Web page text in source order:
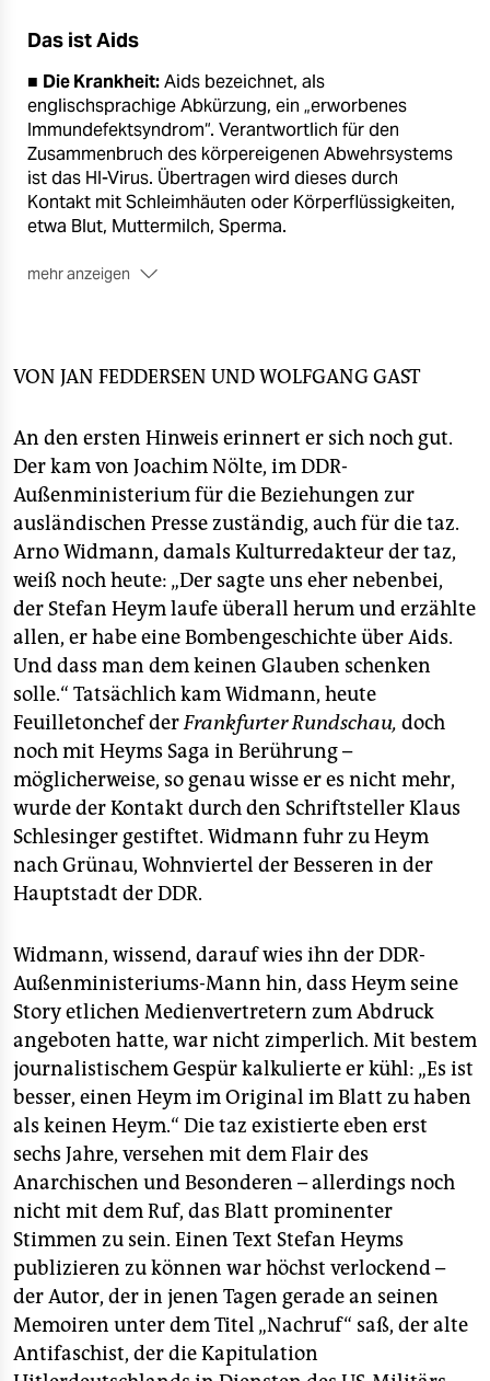
verlag
veranstaltungen
shop
fragen & hilfe
unterstützen
Das ist Aids
■ Die Krankheit:Aids bezeichnet, als
englischsprachige Abkürzung, ein „erworbenes
Immundefektsyndrom“. Verantwortlich für den
Zusammenbruch des körpereigenen Abwehrsystems
ist das HI-Virus. Übertragen wird dieses durch
Kontakt mit Schleimhäuten oder Körperflüssigkeiten,
etwa Blut, Muttermilch, Sperma.
mehr anzeigen
diesem Syndrom.
etwa 33 Millionen HIV-positive Menschen. In Afrika ist
Aids eine heterosexuelle Epidemie – in der
Altersgruppe der 15- bis 49-Jährigen sind in einigen
Ländern bis zu 33 Prozent infiziert.
■Vorsorge:Präventionsmittel beim Sex: Kondome.
VON JAN FEDDERSEN UNDWOLFGANG GAST
An den ersten Hinweis erinnert er sich noch gut.
Der kam von Joachim Nölte, im DDR-
Außenministerium für die Beziehungen zur
ausländischen Presse zuständig, auch für die taz.
Arno Widmann, damals Kulturredakteur der taz,
weiß noch heute: „Der sagte uns eher nebenbei,
der Stefan Heym laufe überall herum und erzählte
allen, er habe eine Bombengeschichte über Aids.
Und dass man dem keinen Glauben schenken
solle.“ Tatsächlich kam Widmann, heute
Feuilletonchef derFrankfurter Rundschau, doch
noch mit Heyms Saga in Berührung –
möglicherweise, so genau wisse er es nicht mehr,
wurde der Kontakt durch den Schriftsteller Klaus
Schlesinger gestiftet. Widmann fuhr zu Heym
nach Grünau, Wohnviertel der Besseren in der
Hauptstadt der DDR.
Widmann, wissend, darauf wies ihn der DDR-
Außenministeriums-Mann hin, dass Heym seine
Story etlichen Medienvertretern zum Abdruck
angeboten hatte, war nicht zimperlich. Mit bestem
journalistischem Gespür kalkulierte er kühl: „Es ist
besser, einen Heym im Original im Blatt zu haben
als keinen Heym.“ Die taz existierte eben erst
sechs Jahre, versehen mit dem Flair des
Anarchischen und Besonderen – allerdings noch
nicht mit dem Ruf, das Blatt prominenter
Stimmen zu sein. Einen Text Stefan Heyms
publizieren zu können war höchst verlockend –
der Autor, der in jenen Tagen gerade an seinen
Memoiren unter dem Titel „Nachruf“ saß, der alte
Antifaschist, der die Kapitulation